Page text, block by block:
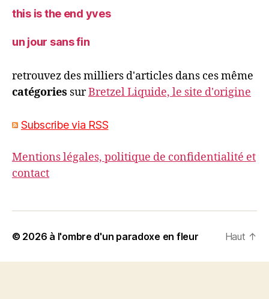
this is the end yves
un jour sans fin
retrouvez des milliers d'articles dans ces même
catégories surBretzel Liquide, le site d'origine
Subscribe via RSS
Mentions légales, politique de confidentialité et
contact
© 2026 à l'ombre d'un paradoxe en fleur Haut ↑